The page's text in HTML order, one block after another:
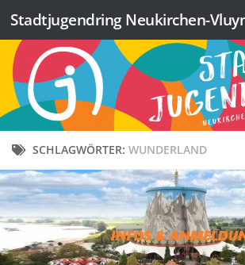
Zum Inhalt springen
SCHLAGWÖRTER: WUNDERLAND